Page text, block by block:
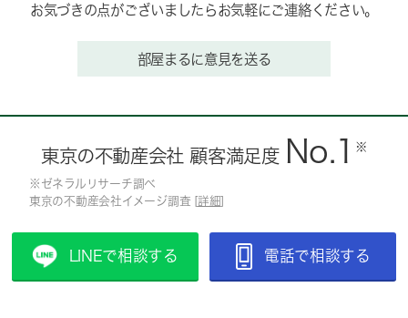
お気づきの点がございましたらお気軽にご連絡ください。
部屋まるに意見を送る
東京の不動産会社 顧客満足度 No.1 ※
※ゼネラルリサーチ調べ
東京の不動産会社イメージ調査 [詳細]
LINEで相談する 電話で相談する